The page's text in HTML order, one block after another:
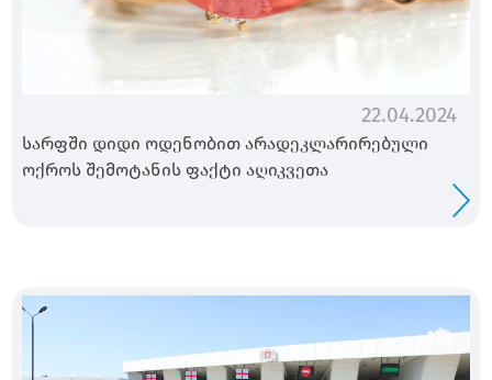
22.04.2024
სარფში დიდი ოდენობით არადეკლარირებული
ოქროს შემოტანის ფაქტი აღიკვეთა